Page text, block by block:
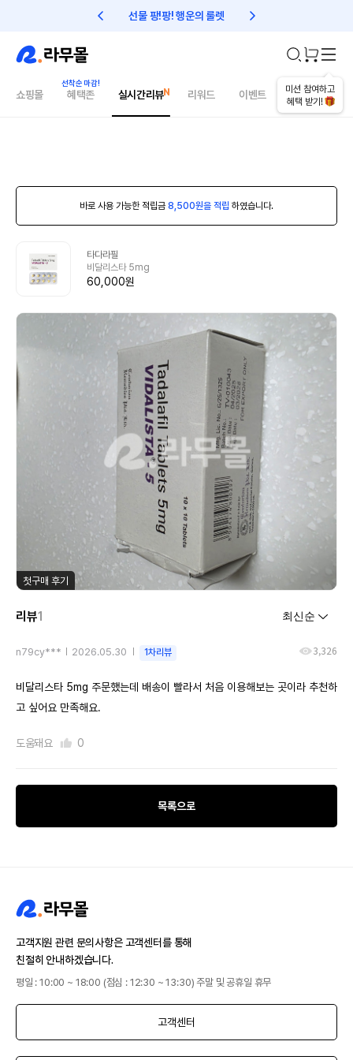
선물 팡!팡! 행운의 룰렛 친구초대 1만원 리워드!
미션 참여하고
혜택 받기!
쇼핑몰 혜택존 실시간리뷰 리워드 이벤트 건강매거진
바로 사용 가능한 적립금 8,500원을 적립 하였습니다.
타다라필
비달리스타 5mg
60,000원
첫구매 후기
리뷰1
n79cy*** 2026.05.30 1차리뷰 3,326
비달리스타 5mg 주문했는데 배송이 빨라서 처음 이용해보는 곳이라 추천하
고 싶어요 만족해요.
도움돼요 0
목록으로
고객지원 관련 문의사항은 고객센터를 통해
친절히 안내하겠습니다.
평일 : 10:00 ~ 18:00 (점심 : 12:30 ~ 13:30) 주말 및 공휴일 휴무
고객센터